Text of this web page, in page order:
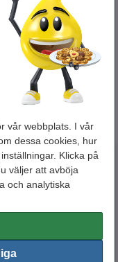
vår webbplats. I vår
dessa cookies, hur
Klicka på
väljer att avböja
och analytiska
500ml |